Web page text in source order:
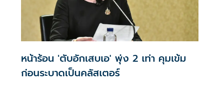
หน้าร้อน 'ตับอักเสบเอ' พุ่ง 2 เท่า คุมเข้ม
ก่อนระบาดเป็นคลัสเตอร์